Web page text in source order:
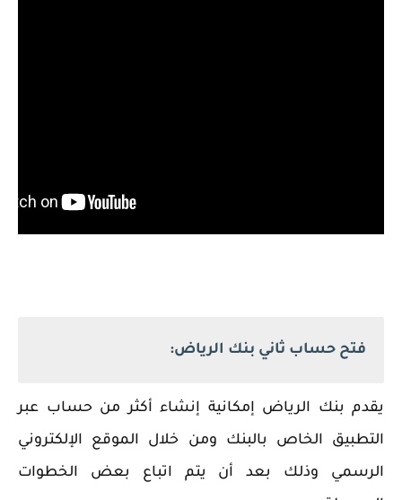
فتح حساب ثاني بنك الرياض:
‏يقدم بنك الرياض إمكانية إنشاء أكثر من حساب عبر
التطبيق الخاص بالبنك ومن خلال الموقع الإلكتروني
الرسمي وذلك بعد أن يتم اتباع بعض الخطوات